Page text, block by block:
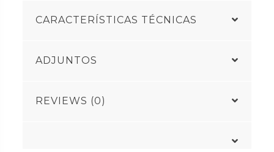
CARACTERÍSTICAS TÉCNICAS
ADJUNTOS
REVIEWS (0)